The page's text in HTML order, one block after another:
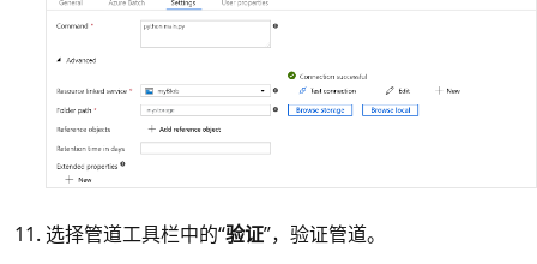
选择管道工具栏中的“验证”，验证管道。